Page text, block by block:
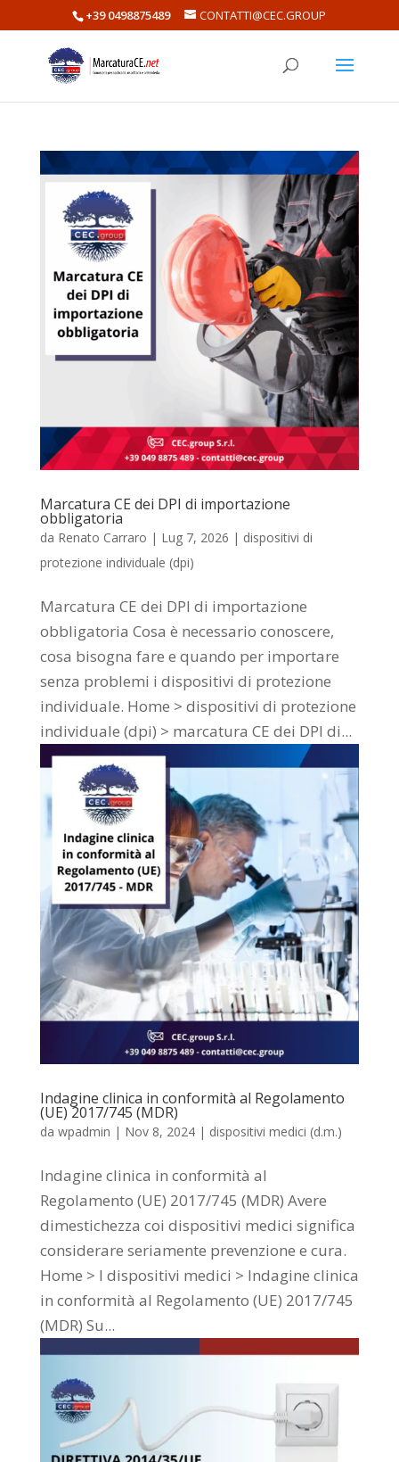
+39 0498875489 CONTATTI@CEC.GROUP
Marcatura CE dei DPI di importazione
obbligatoria
da Renato Carraro | Lug 7, 2026 | dispositivi di
protezione individuale (dpi)
Marcatura CE dei DPI di importazione
obbligatoria Cosa è necessario conoscere,
cosa bisogna fare e quando per importare
senza problemi i dispositivi di protezione
individuale. Home > dispositivi di protezione
individuale (dpi) > marcatura CE dei DPI di...
Indagine clinica in conformità al Regolamento
(UE) 2017/745 (MDR)
da wpadmin | Nov 8, 2024| dispositivi medici (d.m.)
Indagine clinica in conformità al
Regolamento (UE) 2017/745 (MDR) Avere
dimestichezza coi dispositivi medici significa
considerare seriamente prevenzione e cura.
Home > I dispositivi medici > Indagine clinica
in conformità al Regolamento (UE) 2017/745
(MDR) Su...